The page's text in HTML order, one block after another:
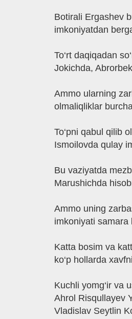
Botirali Ergashev
imkoniyatdan
To‘rt daqiqadan
Jokichda,
Ammo ularning
olmaliqliklar
To‘pni qabul qilib
Ismoilovda qulay
Bu vaziyatda
Marushichda
Ammo uning
imkoniyati samara
Katta bosim va
ko‘p hollarda
Kuchli yomg‘ir va
Ahrol Risqullayev
Vladislav Seytlin